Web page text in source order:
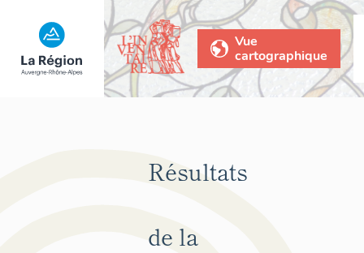
Vue
cartographique
Résultats
de la